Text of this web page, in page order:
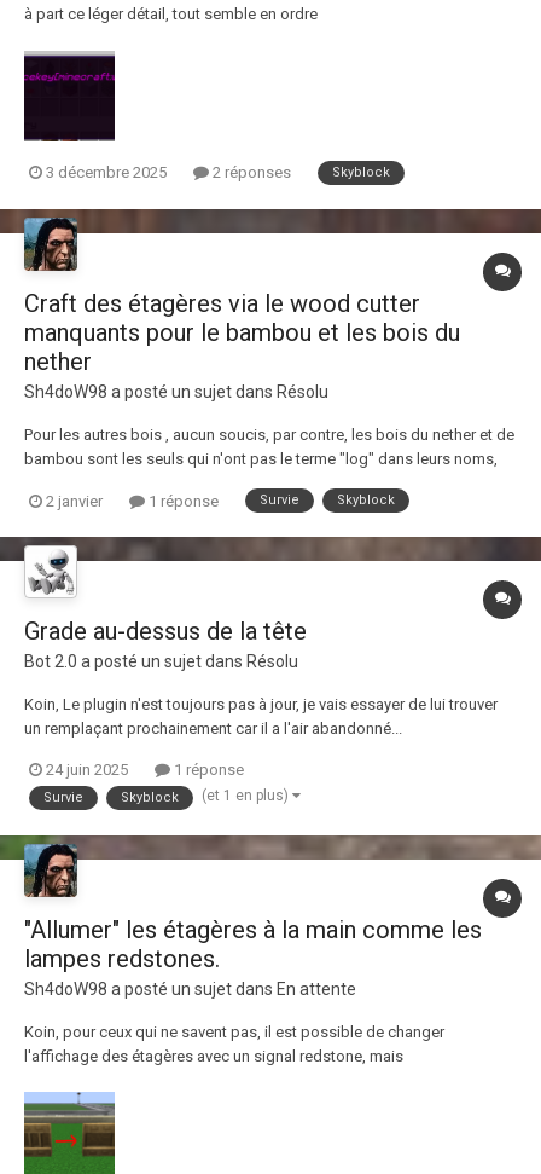
à part ce léger détail, tout semble en ordre
3 décembre 2025 2 réponses Skyblock
Craft des étagères via le wood cutter
manquants pour le bambou et les bois du
nether
Sh4doW98 a posté un sujet dans Résolu
Pour les autres bois , aucun soucis, par contre, les bois du nether et de
bambou sont les seuls qui n'ont pas le terme "log" dans leurs noms,
2 janvier
1 réponse Survie Skyblock
Grade au-dessus de la tête
Bot 2.0 a posté un sujet dans Résolu
Koin, Le plugin n'est toujours pas à jour, je vais essayer de lui trouver
un remplaçant prochainement car il a l'air abandonné...
24 juin 2025 1 réponse
Survie Skyblock (et 1 en plus)
"Allumer" les étagères à la main comme les
lampes redstones.
Sh4doW98 a posté un sujet dans En attente
Koin, pour ceux qui ne savent pas, il est possible de changer
l'affichage des étagères avec un signal redstone, mais
on retire ce signal. Étant donné qu'il est possible de faire en sorte que
l'on puisse allumer les lampes redstone...